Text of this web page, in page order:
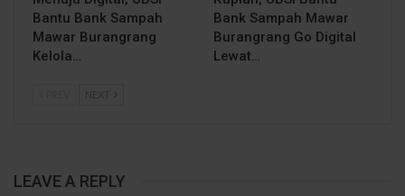
Bantu Bank Sampah
Mawar Burangrang
Kelola…
Bank Sampah Mawar
Burangrang Go Digital
Lewat…
NEXT
LEAVE A REPLY